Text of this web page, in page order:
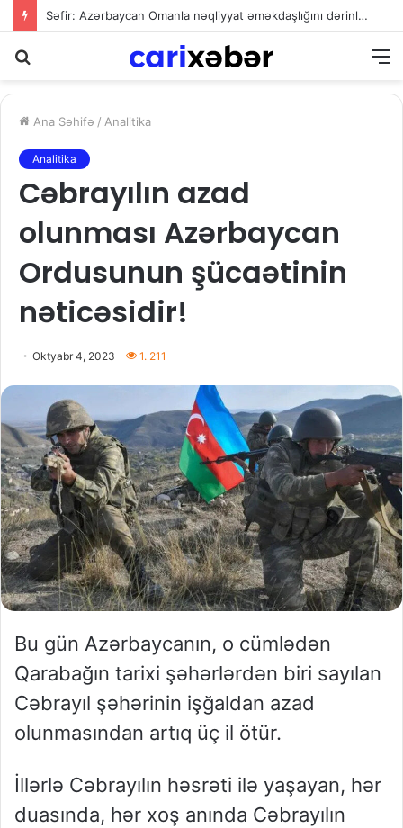
Səfir: Azərbaycan Omanla nəqliyyat əməkdaşlığını dərinləşdirməyə hazırdır
Ana Səhifə / Analitika
Analitika
Cəbrayılın azad
olunması Azərbaycan
Ordusunun şücaətinin
nəticəsidir!
Oktyabr 4, 2023 1. 211
Bu gün Azərbaycanın, o cümlədən
Qarabağın tarixi şəhərlərdən biri sayılan
Cəbrayıl şəhərinin işğaldan azad
olunmasından artıq üç il ötür.
İllərlə Cəbrayılın həsrəti ilə yaşayan, hər
duasında, hər xoş anında Cəbrayılın